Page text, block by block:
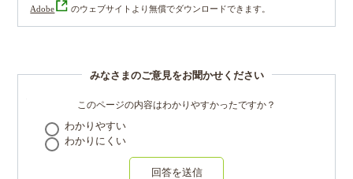
Adobe
のウェブサイトより無償でダウンロードできます。
みなさまのご意見をお聞かせください
このページの内容はわかりやすかったですか？
わかりやすい
わかりにくい
回答を送信